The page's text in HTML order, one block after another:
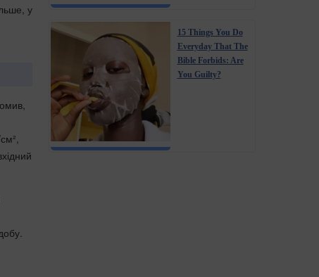
у
15 Things You Do
Everyday That The
Bible Forbids: Are
You Guilty?